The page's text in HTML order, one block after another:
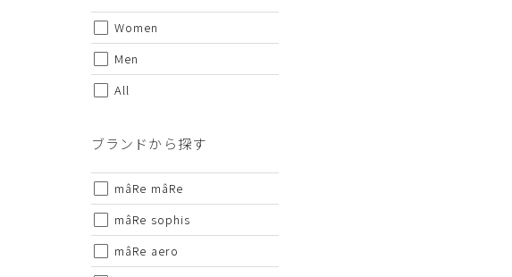
Women
Men
All
ブランドから探す
mâRe mâRe
mâRe sophis
mâRe aero
・掲載されております商品の色はPCモニターにより色目に相違が生じる場合が
・掲載されております画像を許可無くご使用にならないで下さい。お使いにな
・仕様および外観・価格は予告なく変更されることがあります。予めご了承下さ
・当オンラインストアと実店舗では、一部商品にて割引率が異なります
・ご試着につきましては必ず屋内でお願いします。